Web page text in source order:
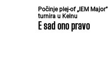
Počinje plej-of „IEM Major”
turnira u Kelnu
E sad ono pravo